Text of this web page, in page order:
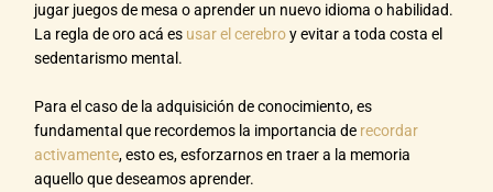
jugar juegos de mesa o aprender un nuevo idioma o habilidad.
La regla de oro acá es usar el cerebroy evitar a toda costa el
sedentarismo mental.
Para el caso de la adquisición de conocimiento, es
fundamental que recordemos la importancia de recordar
activamente, esto es, esforzarnos en traer a la memoria
aquello que deseamos aprender.